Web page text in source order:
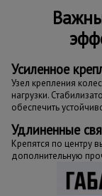
Усиленное
Узел крепления
нагрузки.
обеспечить
Удлиненные
Крепятся по центру
дополнительную